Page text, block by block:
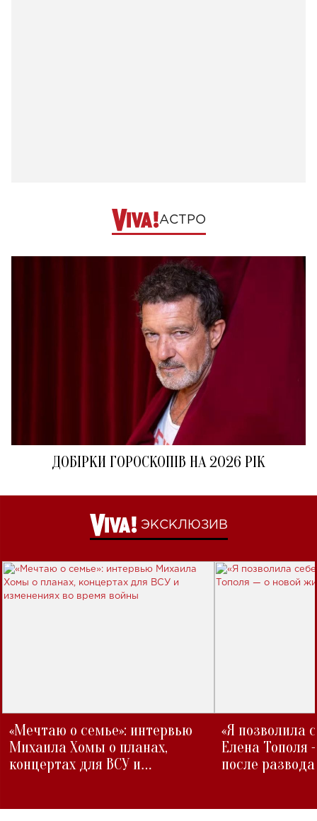
АСТРО
ДОБІРКИ ГОРОСКОПІВ НА 2026 РІК
ЭКСКЛЮЗИВ
«Мечтаю о семье»: интервью
Михаила Хомы о планах,
концертах для ВСУ и
«Я позволила
Елена Тополя
после развода